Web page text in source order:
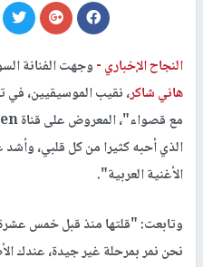
النجاح الإخباري -وجهت الفنانة
هاني شاكر، نقيب الموسيقيين،
الذي أحبه كثيرا من كل قلبي، وأشد
الأغنية العربية".
وتابعت: "قلتها منذ قبل خمس
نحن نمر بمرحلة غير جيدة، عندك